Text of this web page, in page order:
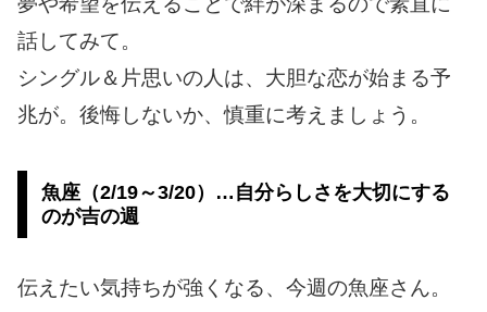
話してみて。
シングル＆片思いの人は、大胆な恋が始まる予
兆が。後悔しないか、慎重に考えましょう。
魚座（2/19～3/20）…自分らしさを大切にする
のが吉の週
伝えたい気持ちが強くなる、今週の魚座さん。